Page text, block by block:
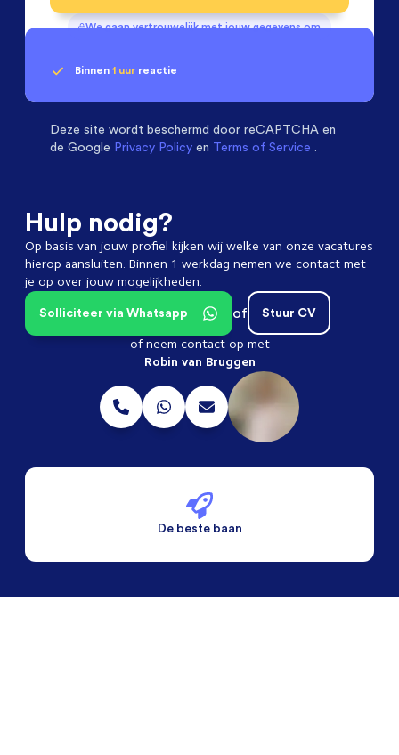
We gaan vertrouwelijk met jouw gegevens om
Binnen 1 uur reactie
Deze site wordt beschermd door reCAPTCHA en
de Google Privacy Policy en Terms of Service .
Hulp nodig?
Op basis van jouw profiel kijken wij welke van onze vacatures
hierop aansluiten. Binnen 1 werkdag nemen we contact met
je op over jouw mogelijkheden.
Stuur CV
of
Solliciteer via Whatsapp
of neem contact op met
Robin van Bruggen
De beste baan